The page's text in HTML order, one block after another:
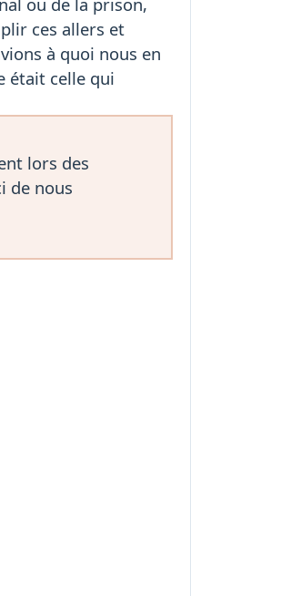
ces allers et
à quoi nous en
était celle qui
lors des
de nous